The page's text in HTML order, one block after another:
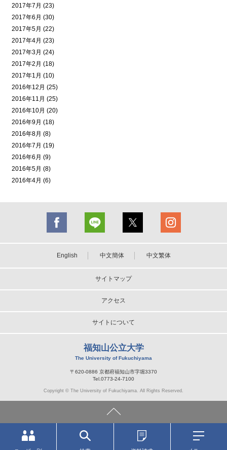
2017年7月 (23)
2017年6月 (30)
2017年5月 (22)
2017年4月 (23)
2017年3月 (24)
2017年2月 (18)
2017年1月 (10)
2016年12月 (25)
2016年11月 (25)
2016年10月 (20)
2016年9月 (18)
2016年8月 (8)
2016年7月 (19)
2016年6月 (9)
2016年5月 (8)
2016年4月 (6)
English 中文簡体 中文繁体
サイトマップ
アクセス
サイトについて
福知山公立大学
The University of Fukuchiyama
〒620-0886 京都府福知山市字堀3370
Tel.0773-24-7100
Copyright © The University of Fukuchiyama. All Rights Reserved.